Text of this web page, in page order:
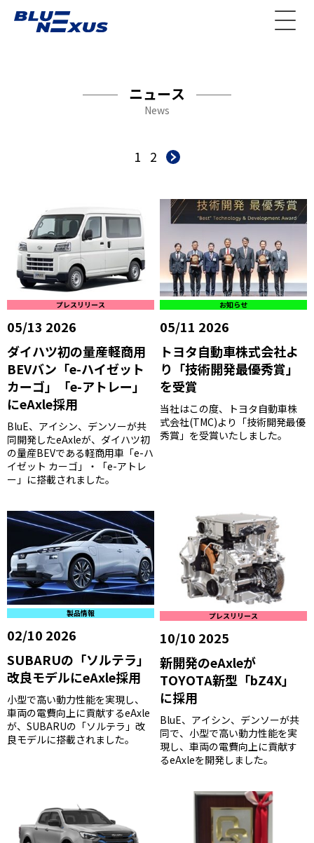
ニュース
News
1 2
05/13 2026
プレスリリース
ダイハツ初の量産軽商用
BEVバン「e-ハイゼット
カーゴ」「e-アトレー」
にeAxle採用
BluE、アイシン、デンソーが共
同開発したeAxleが、ダイハツ初
の量産BEVである軽商用車「e-ハ
イゼット カーゴ」・「e-アトレ
ー」に搭載されました。
05/11 2026
お知らせ
トヨタ自動車株式会社よ
り「技術開発最優秀賞」
を受賞
当社はこの度、トヨタ自動車株
式会社(TMC)より「技術開発最優
秀賞」を受賞いたしました。
02/10 2026
製品情報
SUBARUの「ソルテラ」
改良モデルにeAxle採用
小型で高い動力性能を実現し、
車両の電費向上に貢献するeAxle
が、SUBARUの「ソルテラ」改
良モデルに搭載されました。
10/10 2025
プレスリリース
新開発のeAxleが
TOYOTA新型「bZ4X」
に採用
BluE、アイシン、デンソーが共
同で、小型で高い動力性能を実
現し、車両の電費向上に貢献す
るeAxleを開発しました。